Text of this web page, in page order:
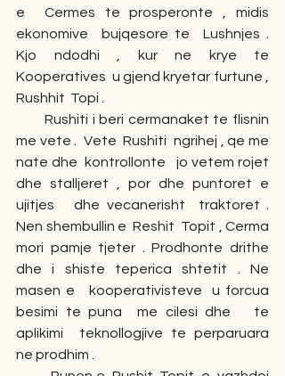
e  Cermes te prosperonte , midis
ekonomive  bujqesore te  Lushnjes .
Kjo ndodhi , kur ne krye te
Kooperatives  u gjend kryetar furtune ,
Rushhit  Topi .
       Rushiti i beri cermanaket te flisnin
me vete .  Vete  Rushiti  ngrihej , qe me
nate dhe  kontrollonte   jo vetem rojet
dhe stalljeret , por dhe puntoret e
ujitjes   dhe vecanerisht  traktoret .
Nen shembullin e  Reshit  Topit , Cerma
mori pamje tjeter . Prodhonte drithe
dhe i shiste teperica shtetit . Ne
masen e   kooperativisteve  u forcua
besimi te puna  me cilesi dhe   te
aplikimi  teknollogjive te perparuara
ne prodhim .